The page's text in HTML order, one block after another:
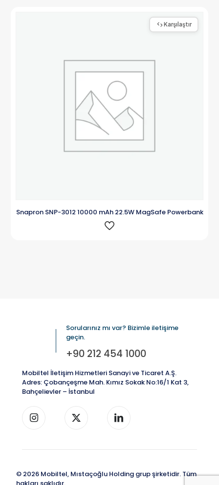
Karşılaştır
Snapron SNP-3012 10000 mAh 22.5W MagSafe Powerbank
Sorularınız mı var? Bizimle iletişime
geçin.
+90 212 454 1000
Mobiltel İletişim Hizmetleri Sanayi ve Ticaret A.Ş.
Adres: Çobançeşme Mah. Kımız Sokak No:16/1 Kat 3,
Bahçelievler – İstanbul
© 2026 Mobiltel, Mıstaçoğlu Holding grup şirketidir. Tüm
hakları saklıdır.